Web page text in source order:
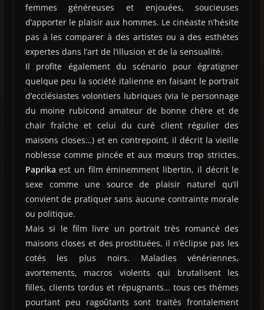
femmes généreuses et enjouées, soucieuses
d’apporter le plaisir aux hommes. Le cinéaste n’hésite
pas à les comparer à des artistes ou a des esthètes
expertes dans l’art de l’illusion et de la sensualité.
Il profite également du scénario pour égratigner
quelque peu la société italienne en faisant le portrait
d’ecclésiastes volontiers lubriques (via le personnage
du moine rubicond amateur de bonne chère et de
chair fraîche et celui du curé client régulier des
maisons closes…) et en contrepoint, il décrit la vieille
noblesse comme pincée et aux mœurs trop strictes.
Paprika est un film éminemment libertin, il décrit le
sexe comme une source de plaisir naturel qu’il
convient de pratiquer sans aucune contrainte morale
ou politique.
Mais si le film livre un portrait très romancé des
maisons closes et des prostituées, il n’éclipse pas les
cotés les plus noirs. Maladies vénériennes,
avortements, macros violents qui brutalisent les
filles, clients tordus et répugnants… tous ces thèmes
pourtant peu ragoûtants sont traités frontalement